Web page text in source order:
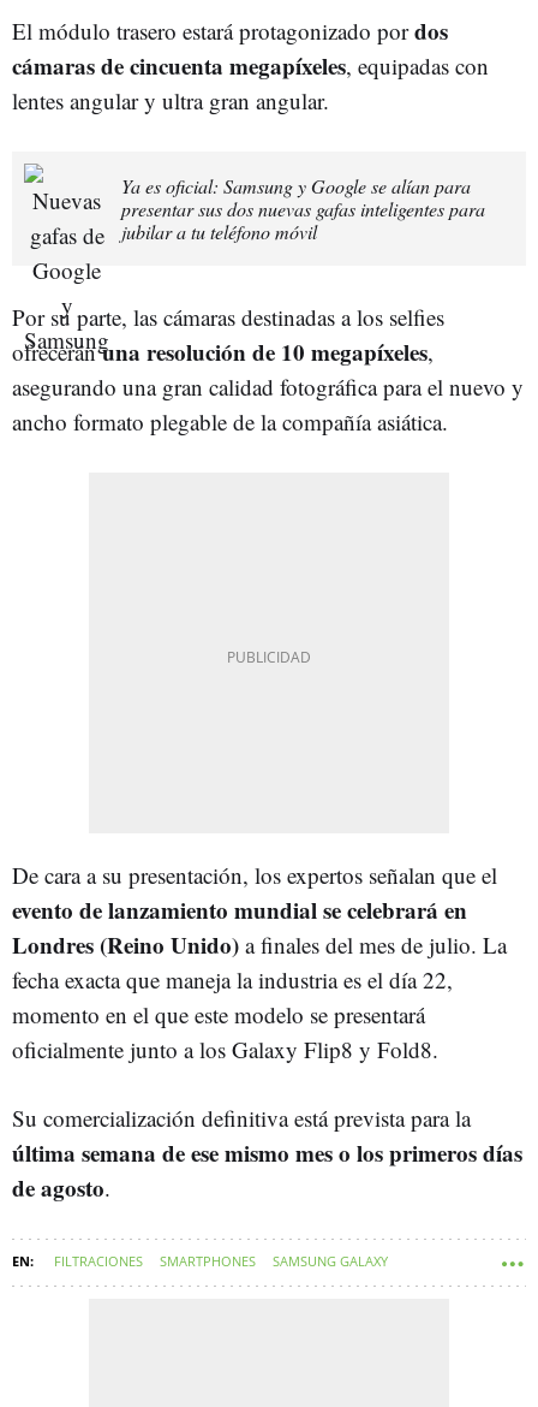
El módulo trasero estará protagonizado pordos
cámaras de cincuenta megapíxeles, equipadas con
lentes angular y ultra gran angular.
Ya es oficial: Samsung y Google se alían para
presentar sus dos nuevas gafas inteligentes para
jubilar a tu teléfono móvil
Por su parte, las cámaras destinadas a los selfies
ofreceránuna resolución de 10 megapíxeles,
asegurando una gran calidad fotográfica para el nuevo y
ancho formato plegable de la compañía asiática.
De cara a su presentación, los expertos señalan que el
evento de lanzamiento mundial se celebrará en
Londres (Reino Unido) a finales del mes de julio. La
fecha exacta que maneja la industria es el día 22,
momento en el que este modelo se presentará
oficialmente junto a los Galaxy Flip8 y Fold8.
Su comercialización definitiva está prevista para la
última semana de ese mismo mes o los primeros días
de agosto.
FILTRACIONES SMARTPHONES SAMSUNG GALAXY